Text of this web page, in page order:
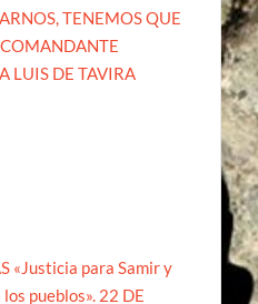
TENEMOS QUE
LUIS DE TAVIRA
«Justicia para Samir y
pueblos». 22 DE